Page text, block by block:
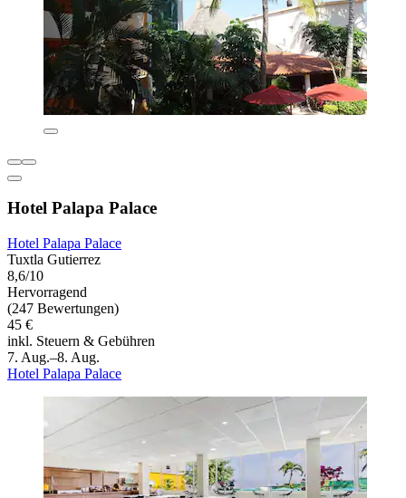
Hotel Palapa Palace
Hotel Palapa Palace
Tuxtla Gutierrez
8,6/10
Hervorragend
(247 Bewertungen)
45 €
inkl. Steuern & Gebühren
7. Aug.–8. Aug.
Hotel Palapa Palace